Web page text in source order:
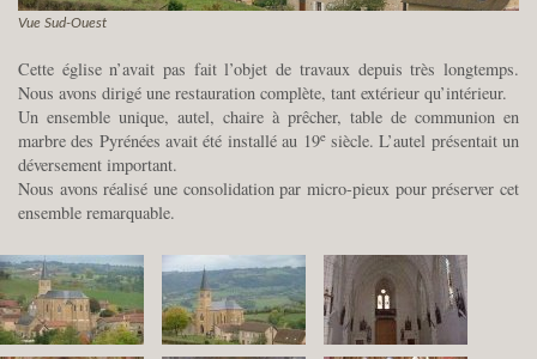
Vue Sud-Ouest
Cette église n’avait pas fait l’objet de travaux depuis très longtemps.
Nous avons dirigé une restauration complète, tant extérieur qu’intérieur.
Un ensemble unique, autel, chaire à prêcher, table de communion en
marbre des Pyrénées avait été installé au 19esiècle. L’autel présentait un
déversement important.
Nous avons réalisé une consolidation par micro-pieux pour préserver cet
ensemble remarquable.